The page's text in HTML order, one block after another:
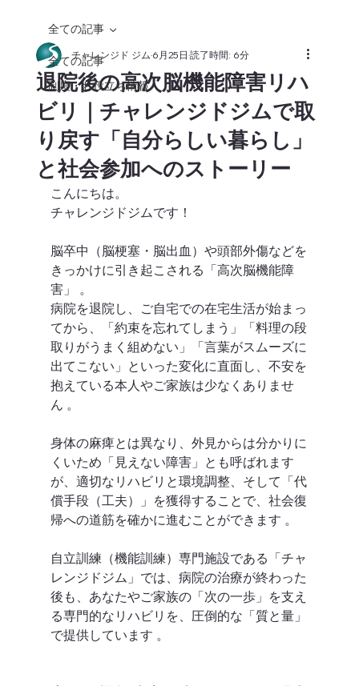
全ての記事
制度・お役立ち情報
全ての記事
退院後の高次脳機能障害リハ
ビリ｜チャレンジドジムで取
り戻す「自分らしい暮らし」
と社会参加へのストーリー
チャレンジド ジム6月25日 読了時間: 6分
こんにちは。
チャレンジドジムです！
脳卒中（脳梗塞・脳出血）や頭部外傷などを
きっかけに引き起こされる「高次脳機能障
害」 。
病院を退院し、ご自宅での在宅生活が始まっ
てから、「約束を忘れてしまう」「料理の段
取りがうまく組めない」「言葉がスムーズに
出てこない」といった変化に直面し、不安を
抱えている本人やご家族は少なくありませ
ん 。
身体の麻痺とは異なり、外見からは分かりに
くいため「見えない障害」とも呼ばれます
が、適切なリハビリと環境調整、そして「代
償手段（工夫）」を獲得することで、社会復
帰への道筋を確かに進むことができます 。
自立訓練（機能訓練）専門施設である「チャ
レンジドジム」では、病院の治療が終わった
後も、あなたやご家族の「次の一歩」を支え
る専門的なリハビリを、圧倒的な「質と量」
で提供しています 。